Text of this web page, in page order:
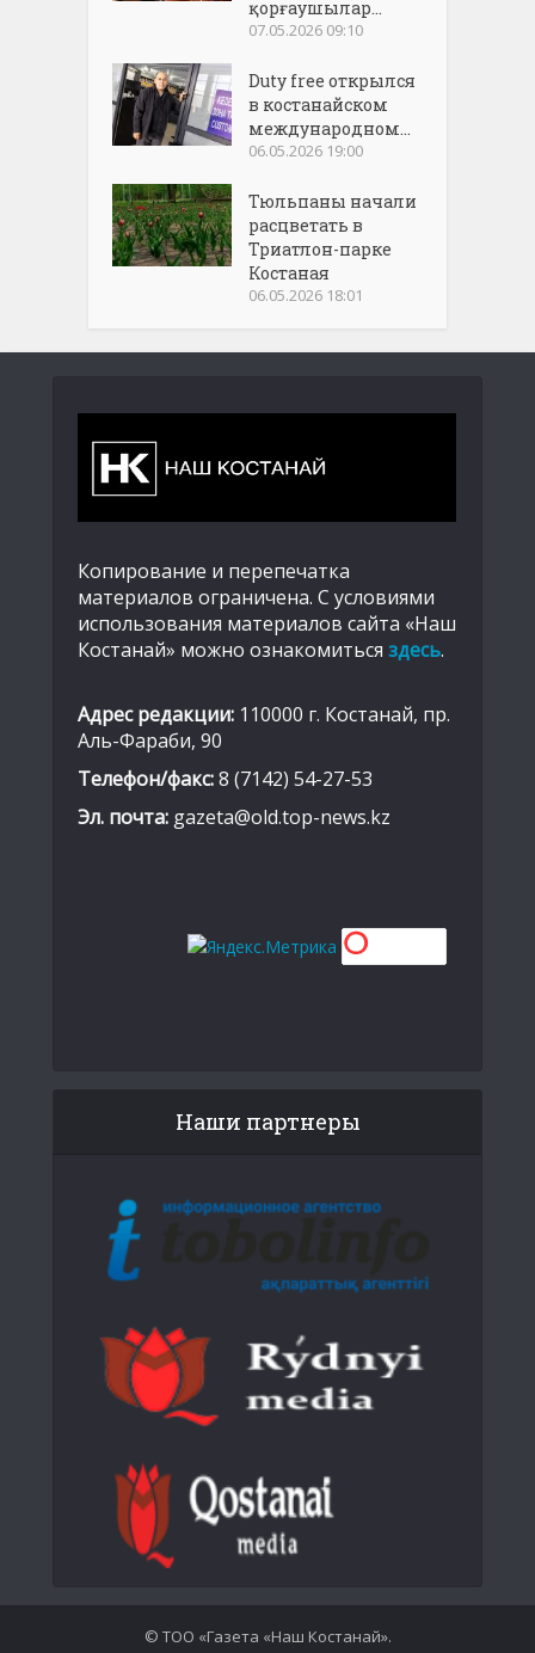
қорғаушылар...
07.05.2026 09:10
Duty free открылся
в костанайском
международном...
06.05.2026 19:00
Тюльпаны начали
расцветать в
Триатлон-парке
Костаная
06.05.2026 18:01
Копирование и перепечатка
материалов ограничена. С условиями
использования материалов сайта «Наш
Костанай» можно ознакомиться здесь.
Адрес редакции: 110000 г. Костанай, пр.
Аль-Фараби, 90
Телефон/факс:8 (7142) 54-27-53
Эл. почта: gazeta@old.top-news.kz
Наши партнеры
© ТОО «Газета «Наш Костанай».